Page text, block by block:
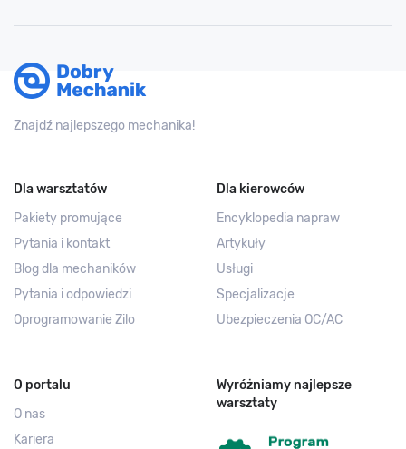
Znajdź najlepszego mechanika!
Dla warsztatów
Pakiety promujące
Pytania i kontakt
Blog dla mechaników
Pytania i odpowiedzi
Oprogramowanie Zilo
Dla kierowców
Encyklopedia napraw
Artykuły
Usługi
Specjalizacje
Ubezpieczenia OC/AC
O portalu
O nas
Kariera
Wyróżniamy najlepsze
warsztaty